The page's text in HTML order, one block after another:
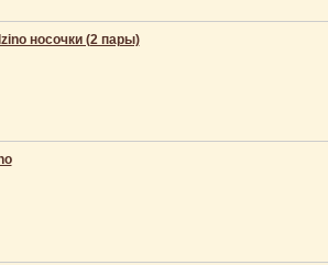
носочки (2 пары)